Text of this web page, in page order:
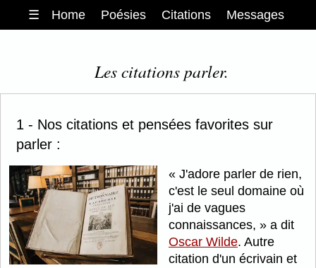
☰ Home Poésies Citations Messages
Les citations parler.
1 - Nos citations et pensées favorites sur
parler :
J'adore parler de rien,
c'est le seul domaine où
j'ai de vagues
connaissances,
a dit
Oscar Wilde. Autre
citation d'un écrivain et